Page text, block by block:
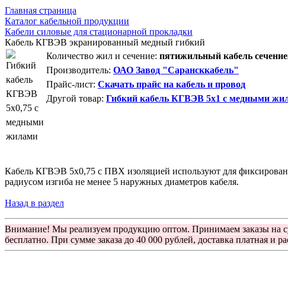
Главная страница
Каталог кабельной продукции
Кабели силовые для стационарной прокладки
Кабель КГВЭВ экранированный медный гибкий
Количество жил и сечение: пятижильный кабель
Производитель: ОАО Завод "Сарансккабель"
Прайс-лист: Скачать прайс на кабель и провод
Другой товар: Гибкий кабель КГВЭВ 5х1 с медными
Кабель КГВЭВ 5х0,75 с ПВХ изоляцией используют для
радиусом изгиба не менее 5 наружных диаметров кабеля.
Назад в раздел
Внимание! Мы реализуем продукцию оптом. Принимаем заказы на
бесплатно. При сумме заказа до 40 000 рублей, доставка платная и